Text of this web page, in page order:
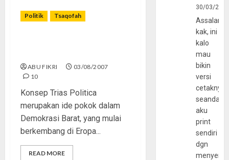
Politik Tsaqofah
ABU FIKRI
03/08/2007
10
Konsep Trias Politica
merupakan ide pokok dalam
Demokrasi Barat, yang mulai
berkembang di Eropa...
READ MORE
30/03/
kak, ini
kalo
mau
bikin
versi
cetaknya
aku
print
sendiri
dgn